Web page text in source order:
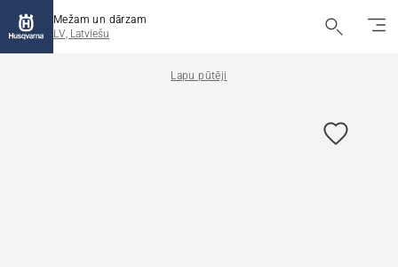
Mežam un dārzam
LV, Latviešu
Lapu pūtēji